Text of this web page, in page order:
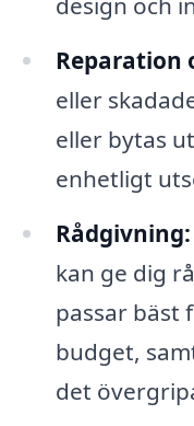
Reparation
eller
eller bytas
enhetligt
Rådgivning:
kan ge dig
passar bäst
budget,
det